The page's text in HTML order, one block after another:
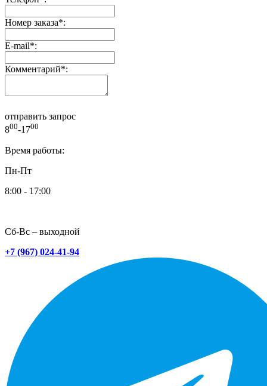
Номер заказа*:
E-mail*:
Комментарий*:
отправить запрос
800-1700
Время работы:
Пн-Пт
8:00 - 17:00
Сб-Вс – выходной
+7 (967) 024-41-94